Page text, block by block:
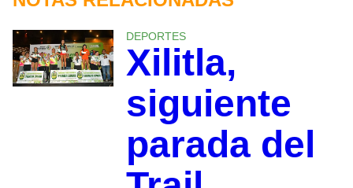
DEPORTES
Xilitla,
siguiente
parada del